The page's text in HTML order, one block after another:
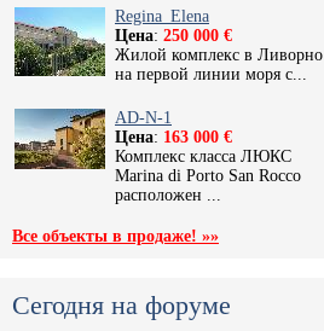
Regina_Elena
Цена: 250 000 €
Жилой комплекс в Ливорно
на первой линии моря с...
AD-N-1
Цена: 163 000 €
Комплекс класса ЛЮКС
Marina di Porto San Rocco
расположен ...
Все объекты в продаже! »»
Сегодня на форуме